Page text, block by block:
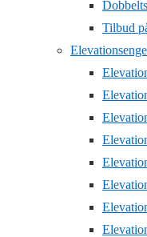
Tilbud
Elevationsenge